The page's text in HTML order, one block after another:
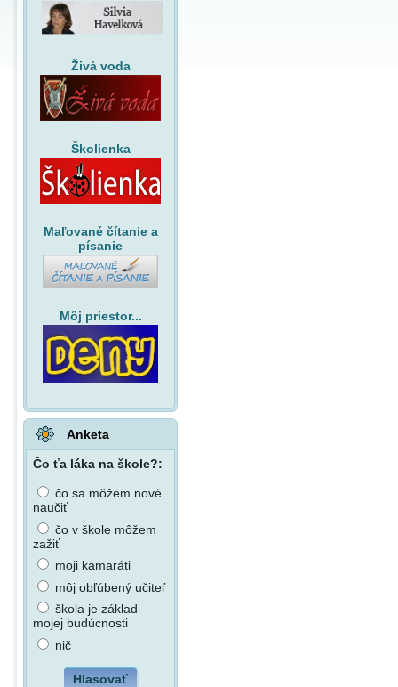
Živá voda
Školienka
Maľované čítanie a
písanie
Môj priestor...
Anketa
Čo ťa láka na škole?:
čo sa môžem nové
naučiť
čo v škole môžem
zažiť
moji kamaráti
môj obľúbený učiteľ
škola je základ
mojej budúcnosti
nič
Hlasovať